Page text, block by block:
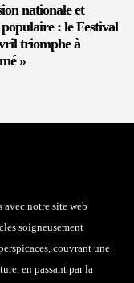
nationale et
: le Festival
triomphe à
»
notre site web
soigneusement
couvrant une
en passant par la